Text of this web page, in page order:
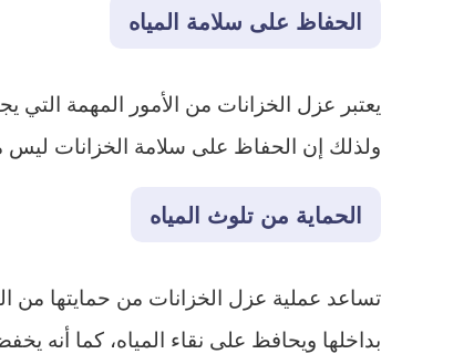
الحفاظ على سلامة المياه
يعتبر عزل الخزانات من الأمور المهمة التي
ولذلك إن الحفاظ على سلامة الخزانات
الحماية من تلوث المياه
تساعد عملية عزل الخزانات من حمايتها من
بداخلها ويحافظ على نقاء المياه، كما أنه